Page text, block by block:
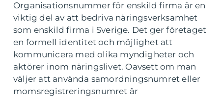
Organisationsnummer för enskild firma är en
viktig del av att bedriva näringsverksamhet
som enskild firma i Sverige. Det ger företaget
en formell identitet och möjlighet att
kommunicera med olika myndigheter och
aktörer inom näringslivet. Oavsett om man
väljer att använda samordningsnumret eller
momsregistreringsnumret är